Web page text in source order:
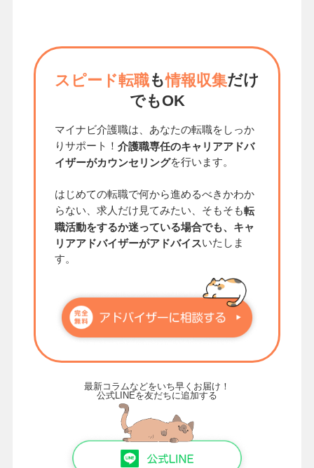
スピード転職も情報収集だけ
でもOK
マイナビ介護職は、あなたの転職をしっか
りサポート！ 介護職専任のキャリアアドバ
イザーがカウンセリングを行います。
はじめての転職で何から進めるべきかわか
らない、求人だけ見てみたい、そもそも転
職活動をするか迷っている場合でも、キャ
リアアドバイザーがアドバイスいたしま
す。
最新コラムなどをいち早くお届け！
公式LINEを友だちに追加する